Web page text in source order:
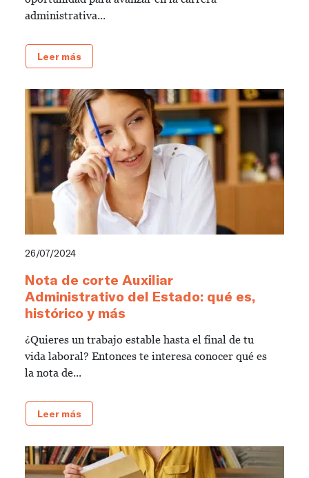
administrativa...
Leer más
26/07/2024
Nota de corte Auxiliar
Administrativo del Estado: qué es,
histórico y más
¿Quieres un trabajo estable hasta el final de tu
vida laboral? Entonces te interesa conocer qué es
la nota de...
Leer más